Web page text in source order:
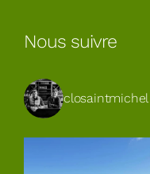
Nous suivre
closaintmichel